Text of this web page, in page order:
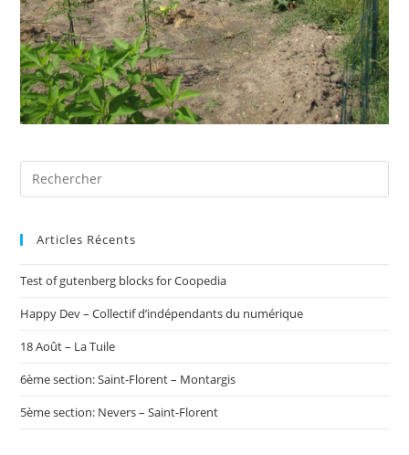
Articles Récents
Test of gutenberg blocks for Coopedia
Happy Dev – Collectif d’indépendants du numérique
18 Août – La Tuile
6ème section: Saint-Florent – Montargis
5ème section: Nevers – Saint-Florent